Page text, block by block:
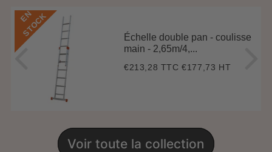
E
N
S
T
O
C
K
Échelle double pan - coulisse
main - 2,65m/4,...
Prix
€213,28 TTC€213,28
€177,73 HT
Voir toute la collection